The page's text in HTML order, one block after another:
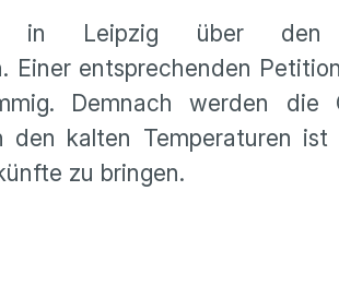
in Leipzig über
Einer entsprechenden
Demnach werden
den kalten Temperaturen
zu bringen.